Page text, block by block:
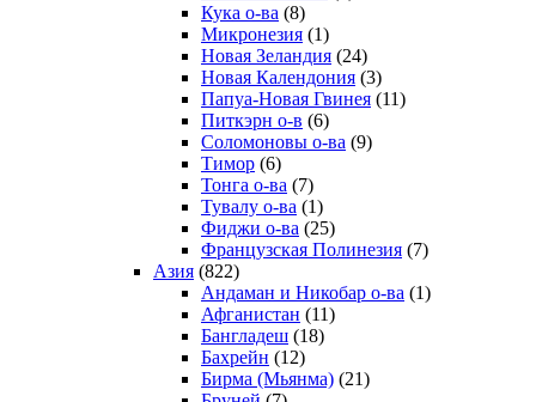
Кука о-ва (8)
Микронезия (1)
Новая Зеландия (24)
Новая Календония (3)
Папуа-Новая Гвинея (11)
Питкэрн о-в (6)
Соломоновы о-ва (9)
Тимор (6)
Тонга о-ва (7)
Тувалу о-ва (1)
Фиджи о-ва (25)
Французская Полинезия (7)
Азия (822)
Андаман и Никобар о-ва (1)
Афганистан (11)
Бангладеш (18)
Бахрейн (12)
Бирма (Мьянма) (21)